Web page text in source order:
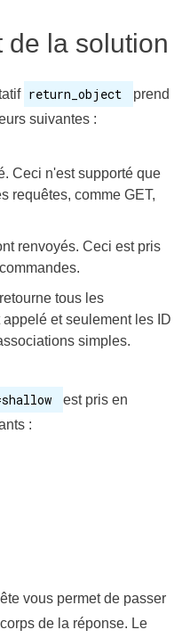
de la solution
return_object
prend
suivantes :
Ceci n'est supporté que
requêtes, comme GET,
renvoyés. Ceci est pris
tous les
et seulement les ID
simples.
est pris en
:
vous permet de passer
de la réponse. Le